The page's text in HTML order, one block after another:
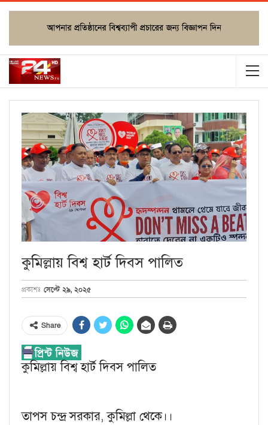
কুমিল্লায় বিশ্ব হার্ট দিবস পালিত
প্রকাশঃ সেপ্টে ২৯, ২০২৫
Share
কুমিল্লায় বিশ্ব হার্ট দিবস পালিত
তাপস চন্দ্র সরকার, কুমিল্লা থেকে।।